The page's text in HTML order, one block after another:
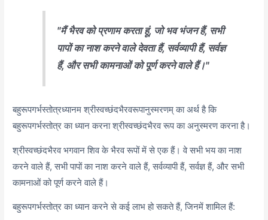
"मैं भैरव को प्रणाम करता हूं, जो भव भंजन हैं, सभी
पापों का नाश करने वाले देवता हैं, सर्वव्यापी हैं, सर्वज्ञ
हैं, और सभी कामनाओं को पूर्ण करने वाले हैं।"
बहुरूपगर्भस्तोत्रध्यानम श्रीस्वच्छंदभैरवरूपानुस्मरणम् का अर्थ है कि
बहुरूपगर्भस्तोत्र का ध्यान करना श्रीस्वच्छंदभैरव रूप का अनुस्मरण करना है।
श्रीस्वच्छंदभैरव भगवान शिव के भैरव रूपों में से एक हैं। वे सभी भय का नाश
करने वाले हैं, सभी पापों का नाश करने वाले हैं, सर्वव्यापी हैं, सर्वज्ञ हैं, और सभी
कामनाओं को पूर्ण करने वाले हैं।
बहुरूपगर्भस्तोत्र का ध्यान करने से कई लाभ हो सकते हैं, जिनमें शामिल हैं: